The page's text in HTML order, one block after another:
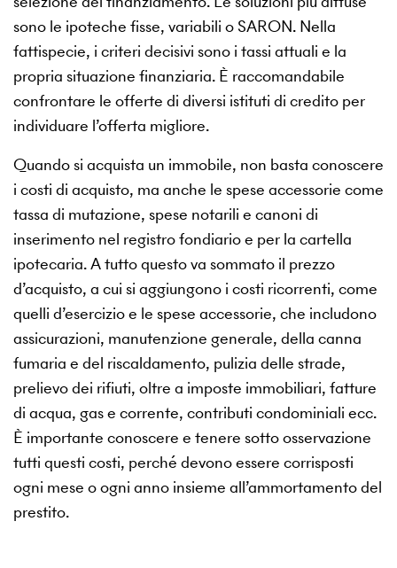
sono le ipoteche fisse, variabili o SARON. Nella
fattispecie, i criteri decisivi sono i tassi attuali e la
propria situazione finanziaria. È raccomandabile
confrontare le offerte di diversi istituti di credito per
individuare l’offerta migliore.
Quando si acquista un immobile, non basta conoscere
i costi di acquisto, ma anche le spese accessorie come
tassa di mutazione, spese notarili e canoni di
inserimento nel registro fondiario e per la cartella
ipotecaria. A tutto questo va sommato il prezzo
d’acquisto, a cui si aggiungono i costi ricorrenti, come
quelli d’esercizio e le spese accessorie, che includono
assicurazioni, manutenzione generale, della canna
fumaria e del riscaldamento, pulizia delle strade,
prelievo dei rifiuti, oltre a imposte immobiliari, fatture
di acqua, gas e corrente, contributi condominiali ecc.
È importante conoscere e tenere sotto osservazione
tutti questi costi, perché devono essere corrisposti
ogni mese o ogni anno insieme all’ammortamento del
prestito.